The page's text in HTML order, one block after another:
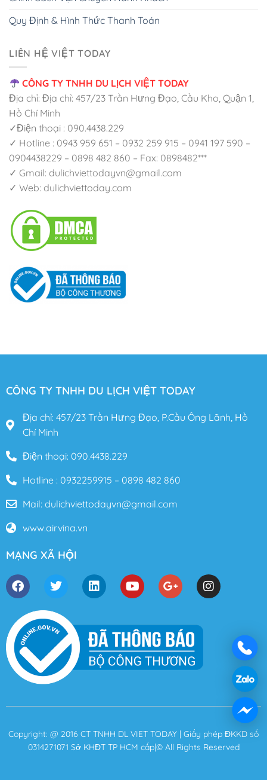
Quy Định & Hình Thức Thanh Toán
LIÊN HỆ VIỆT TODAY
CÔNG TY TNHH DU LỊCH VIỆT TODAY
Địa chỉ: Địa chỉ: 457/23 Trần Hưng Đạo, Cầu Kho, Quận 1,
Hồ Chí Minh
✓Điện thoại : 090.4438.229
✓ Hotline : 0943 959 651 – 0932 259 915 – 0941 197 590 –
0904438229 – 0898 482 860 – Fax: 0898482***
✓ Gmail: dulichviettodayvn@gmail.com
✓ Web: dulichviettoday.com
CÔNG TY TNHH DU LỊCH VIỆT TODAY
Địa chỉ: 457/23 Trần Hưng Đạo, P.Cầu Ông Lãnh, Hồ
Chí Minh
Điện thoại: 090.4438.229
Hotline : 0932259915 – 0898 482 860
Mail: dulichviettodayvn@gmail.com
www.airvina.vn
MẠNG XÃ HỘI
Copyright: @ 2016 CT TNHH DL VIET TODAY | Giấy phép ĐKKD số
0314271071 Sở KHĐT TP HCM cấp|© All Rights Reserved